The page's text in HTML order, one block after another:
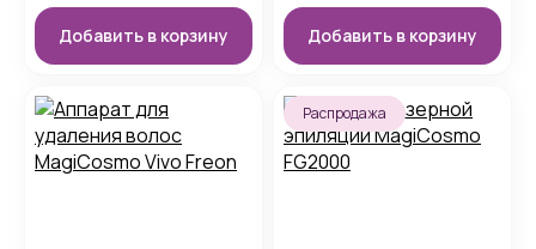
Добавить в корзину Добавить в корзину
Распродажа